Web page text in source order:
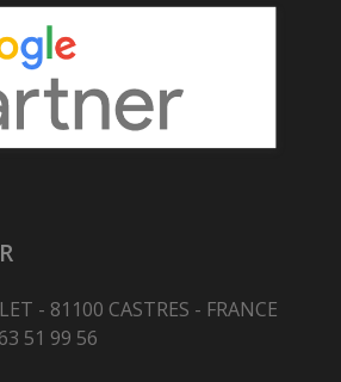
- 81100 CASTRES - FRANCE
51 99 56